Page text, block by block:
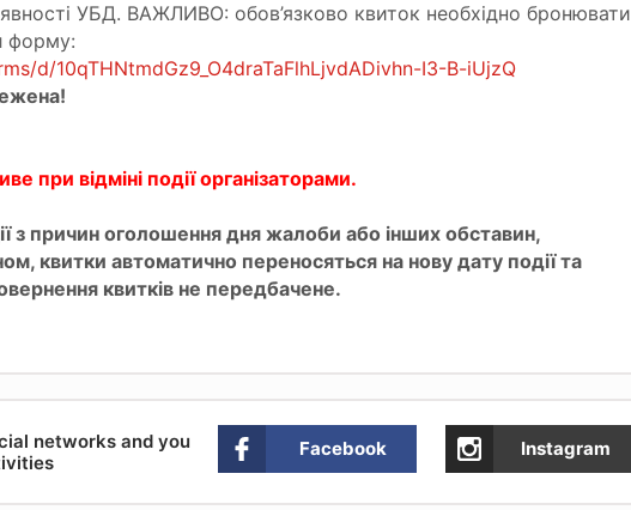
УБД. ВАЖЛИВО: обов’язково квиток необхідно бронювати
форму:
d/10qTHNtmdGz9_O4draTaFlhLjvdADivhn-I3-B-iUjzQ
при відміні події організаторами.
з причин оголошення дня жалоби або інших обставин,
квитки автоматично переносяться на нову дату події та
квитків не передбачене.
networks and you
Facebook Instagram